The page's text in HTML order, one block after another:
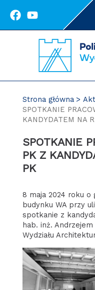
Strona główna
SPOTKANIE
KANDYDATEM NA
SPOTKANIE PRACOWNIKÓW WA
PK Z
PK
8 maja 2024 roku o
budynku WA przy
spotkanie z
hab. inż.
Wydziału